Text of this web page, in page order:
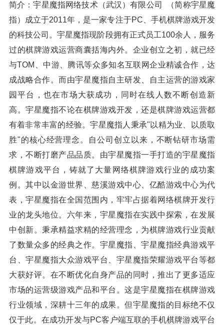
简介：宇星魔指网络技术（武汉）有限公司 （简称宇星魔
指）成立于2011年，是一家专注于PC、手机棋牌游戏开发
的科技公司。宇星魔指现阶段拥有正式员工100余人，服务
过的棋牌游戏运营商囊括海内外。企业创立之初，就已经
与TOM、中游、腾讯等众多知名互联网企业精诚合作，达
成战略合作。而由宇星魔指自主研发、自主运营的游戏家
园平台，也在市场大获成功，同时在线人数不断创造新
高。宇星魔指不论在棋牌游戏开发，还是棋牌游戏运营都
有着非常丰富的经验。宇星魔指人秉承"以精为业、以质取
胜"的核心经营理念。自公司创立以来，不断钻研市场需
求，不断打磨产品品质。由宇星魔指一手打造的宇星魔指
棋牌游戏平台，铸就了大量网络棋牌游戏行业的成功案
例。其中以金游世界、慈溪游戏中心、亿酷游戏中心为代
表，宇星魔指在全国范围内，牢牢占据着网络棋牌开发行
业的龙头地位。六年来，宇星魔指在实践中探索，在发展
中创新。秉承精益求精的经营理念，为棋牌游戏行业贡献
了数量众多的经典之作。宇星魔指、宇星魔指经典游戏平
台、宇星魔指大众游戏平台、宇星魔指荣耀游戏平台等都
大获好评。在不断优化自身产品的同时，推出了更多适应
市场的运营级游戏产品和平台。这是宇星魔指在棋牌游戏
行业领域，深耕十三年的成果。但宇星魔指的目标绝不仅
仅于此。在成功开发与PC客户端互联的手机棋牌游戏平台